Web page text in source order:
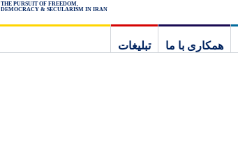
THE PURSUIT OF FREEDOM,
DEMOCRACY & SECULARISM IN IRAN
همکاری با ما
تبلیغات